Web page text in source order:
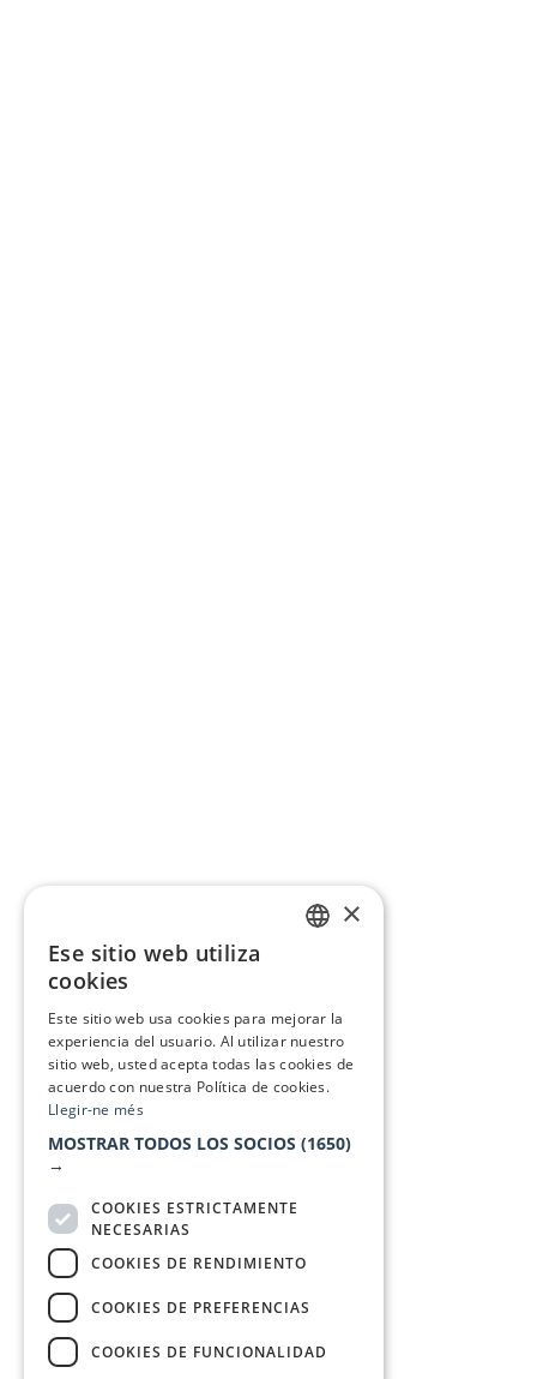
×
Ese sitio web utiliza
cookies
Este sitio web usa cookies para mejorar la
experiencia del usuario. Al utilizar nuestro
sitio web, usted acepta todas las cookies de
acuerdo con nuestra Política de cookies.
Llegir-ne més
MOSTRAR TODOS LOS SOCIOS (1650)
→
COOKIES ESTRICTAMENTE
NECESARIAS
COOKIES DE RENDIMIENTO
COOKIES DE PREFERENCIAS
COOKIES DE FUNCIONALIDAD